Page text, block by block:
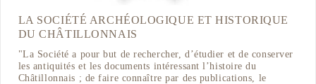
LA SOCIÉTÉ ARCHÉOLOGIQUE ET HISTORIQUE
DU CHÂTILLONNAIS
"La Société a pour but de rechercher, d’étudier et de conserver
les antiquités et les documents intéressant l’histoire du
Châtillonnais ; de faire connaître par des publications, le